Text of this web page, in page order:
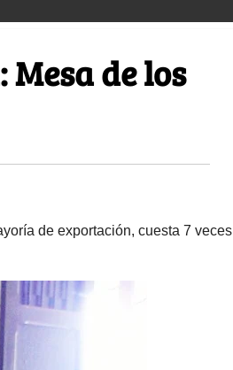
de los
de exportación, cuesta 7 veces